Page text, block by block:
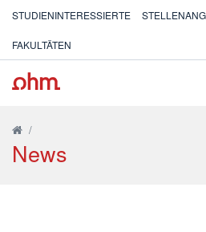
STUDIENINTERESSIERTE
FAKULTÄTEN
/
News